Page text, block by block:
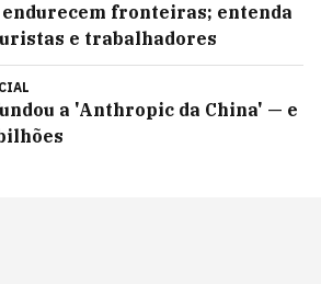
fronteiras; entenda
e trabalhadores
a 'Anthropic da China' — e